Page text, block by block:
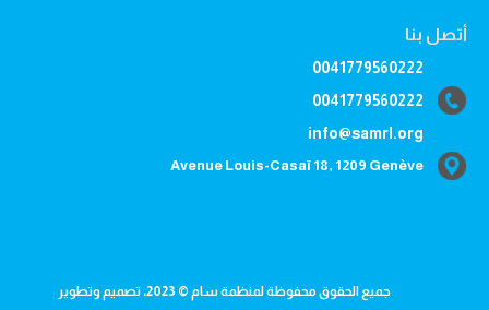
أتصل بنا
0041779560222
0041779560222
info@samrl.org
Avenue Louis-Casaï 18, 1209 Genève
جميع الحقوق محفوظة لمنظمة سام © 2023، تصميم وتطوير